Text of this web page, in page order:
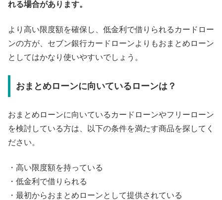
れる場合があります。
より高い限度額を確保し、低金利で借りられるカードロー
ンの方が、セブン銀行カードローンよりもおまとめローン
としてはかなり使いやすいでしょう。
おまとめローンに向いているローンは？
おまとめローンに向いているカードローンやフリーローン
を検討している方は、以下の条件を満たす商品を探してく
ださい。
・高い限度額を持っている
・低金利で借りられる
・最初からおまとめローンとして提供されている